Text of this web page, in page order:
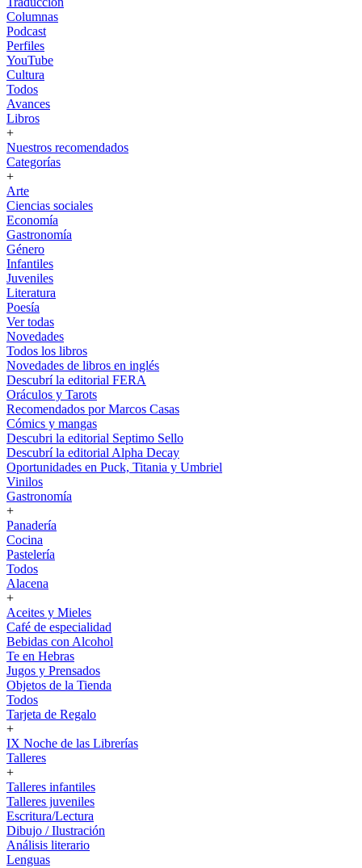
Columnas
Podcast
Perfiles
YouTube
Cultura
Todos
Avances
Libros
+
Nuestros recomendados
Categorías
+
Arte
Ciencias sociales
Economía
Gastronomía
Género
Infantiles
Juveniles
Literatura
Poesía
Ver todas
Novedades
Todos los libros
Novedades de libros en inglés
Descubrí la editorial FERA
Oráculos y Tarots
Recomendados por Marcos Casas
Cómics y mangas
Descubri la editorial Septimo Sello
Descubrí la editorial Alpha Decay
Oportunidades en Puck, Titania y Umbriel
Vinilos
Gastronomía
+
Panadería
Cocina
Pastelería
Todos
Alacena
+
Aceites y Mieles
Café de especialidad
Bebidas con Alcohol
Te en Hebras
Jugos y Prensados
Objetos de la Tienda
Todos
Tarjeta de Regalo
+
IX Noche de las Librerías
Talleres
+
Talleres infantiles
Talleres juveniles
Escritura/Lectura
Dibujo / Ilustración
Análisis literario
Lenguas